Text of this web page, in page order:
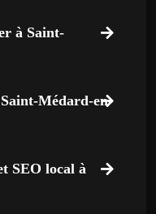
à Saint-
Médard-en-
SEO local à